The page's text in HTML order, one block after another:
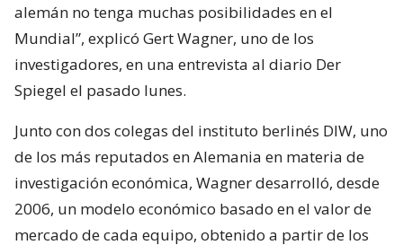
alemán no tenga muchas posibilidades en el
Mundial”, explicó Gert Wagner, uno de los
investigadores, en una entrevista al diario Der
Spiegel el pasado lunes.
Junto con dos colegas del instituto berlinés DIW, uno
de los más reputados en Alemania en materia de
investigación económica, Wagner desarrolló, desde
2006, un modelo económico basado en el valor de
mercado de cada equipo, obtenido a partir de los